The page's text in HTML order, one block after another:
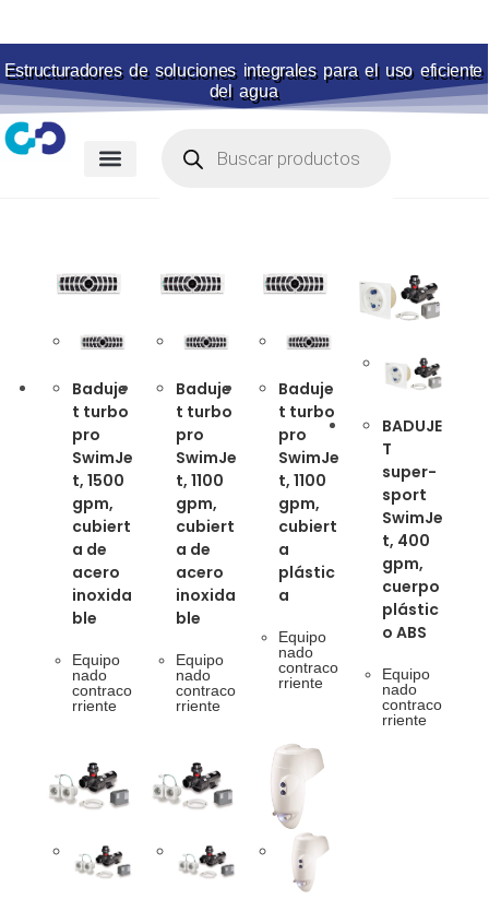
Estructuradores de soluciones integrales para el uso eficiente
del agua
Baduje
t turbo
pro
SwimJe
t, 1500
gpm,
cubiert
a de
acero
inoxida
ble
Equipo
nado
contraco
rriente
Baduje
t turbo
pro
SwimJe
t, 1100
gpm,
cubiert
a de
acero
inoxida
ble
Equipo
nado
contraco
rriente
Baduje
t turbo
pro
SwimJe
t, 1100
gpm,
cubiert
a
plástic
a
Equipo
nado
contraco
rriente
BADUJE
T
super-
sport
SwimJe
t, 400
gpm,
cuerpo
plástic
o ABS
Equipo
nado
contraco
rriente